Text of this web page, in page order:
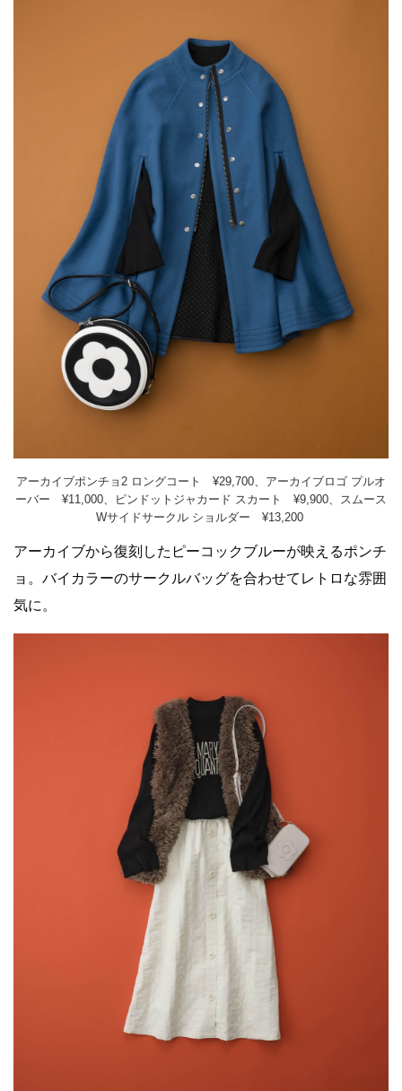
アーカイブポンチョ2 ロングコート ¥29,700、アーカイブロゴ プルオ
ーバー ¥11,000、ピンドットジャカード スカート ¥9,900、スムース
Wサイドサークル ショルダー ¥13,200
アーカイブから復刻したピーコックブルーが映えるポンチ
ョ。バイカラーのサークルバッグを合わせてレトロな雰囲
気に。